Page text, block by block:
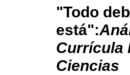
"Todo
está":
Currícula
Ciencias